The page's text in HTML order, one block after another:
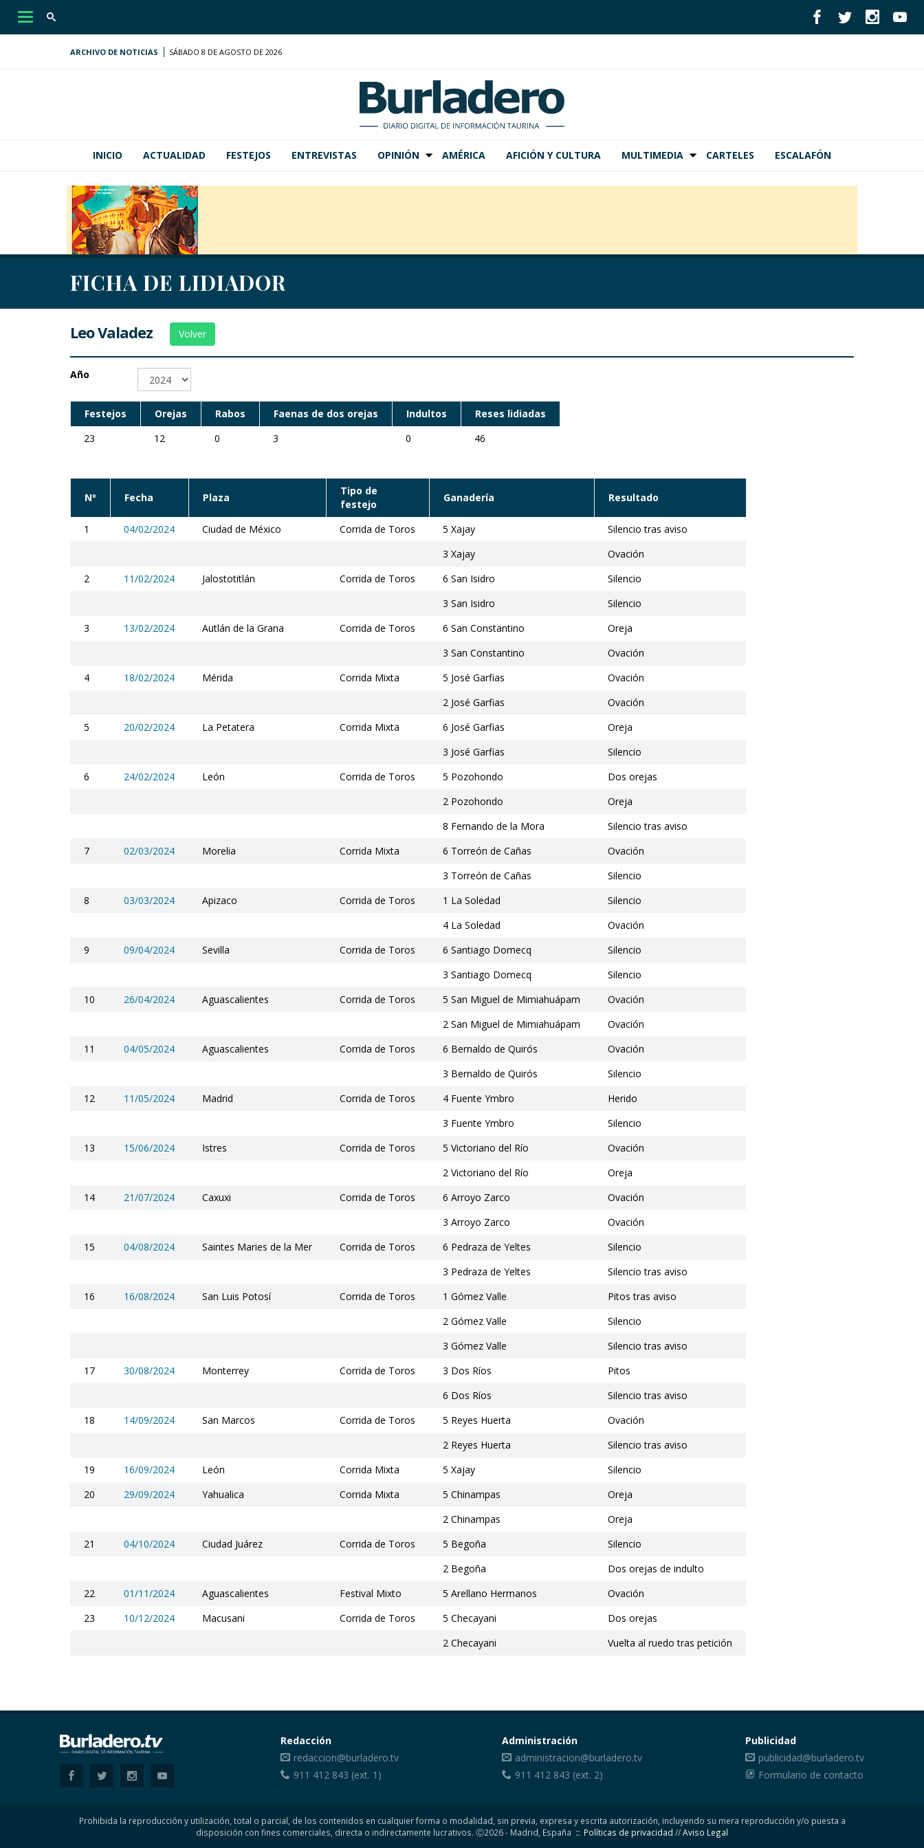
Desplegar
ARCHIVO DE NOTICIAS SÁBADO 8 DE AGOSTO DE 2026
INICIO ACTUALIDAD FESTEJOS ENTREVISTAS OPINIÓN AMÉRICA AFICIÓN Y CULTURA MULTIMEDIA CARTELES ESCALAFÓN
FICHA DE LIDIADOR
Leo Valadez Volver
Año
Festejos Orejas Rabos Faenas de dos orejas Indultos
Reses lidiadas
23
12 0 3 0 46
Nº Fecha Plaza
Tipo de
festejo
Ganadería Resultado
1 04/02/2024 Ciudad de México Corrida de Toros 5 Xajay
Silencio tras aviso
3 Xajay
Ovación
2
11/02/2024 Jalostotitlán Corrida de Toros 6 San Isidro
Silencio
3 San Isidro
Silencio
3
13/02/2024 Autlán de la Grana Corrida de Toros 6 San Constantino
Oreja
3 San Constantino
Ovación
4
18/02/2024 Mérida Corrida Mixta 5 José Garfias
Ovación
2 José Garfias
Ovación
5
20/02/2024 La Petatera Corrida Mixta 6 José Garfias
Oreja
3 José Garfias
Silencio
6
24/02/2024 León Corrida de Toros 5 Pozohondo
Dos orejas
2 Pozohondo
Oreja
8 Fernando de la Mora
Silencio tras aviso
7
02/03/2024 Morelia Corrida Mixta 6 Torreón de Cañas
Ovación
3 Torreón de Cañas
Silencio
8
03/03/2024 Apizaco Corrida de Toros 1 La Soledad
Silencio
4 La Soledad
Ovación
9
09/04/2024 Sevilla Corrida de Toros 6 Santiago Domecq
Silencio
3 Santiago Domecq
Silencio
10
26/04/2024 Aguascalientes Corrida de Toros 5 San Miguel de Mimiahuápam
Ovación
2 San Miguel de Mimiahuápam
Ovación
11
04/05/2024 Aguascalientes Corrida de Toros 6 Bernaldo de Quirós
Ovación
3 Bernaldo de Quirós
Silencio
12
11/05/2024 Madrid Corrida de Toros 4 Fuente Ymbro
Herido
3 Fuente Ymbro
Silencio
13
15/06/2024 Istres Corrida de Toros 5 Victoriano del Río
Ovación
2 Victoriano del Río
Oreja
14
21/07/2024 Caxuxi Corrida de Toros 6 Arroyo Zarco
Ovación
3 Arroyo Zarco
Ovación
15
04/08/2024 Saintes Maries de la Mer Corrida de Toros 6 Pedraza de Yeltes
Silencio
3 Pedraza de Yeltes
Silencio tras aviso
16
16/08/2024 San Luis Potosí Corrida de Toros 1 Gómez Valle
Pitos tras aviso
2 Gómez Valle
Silencio
3 Gómez Valle
Silencio tras aviso
17
30/08/2024 Monterrey Corrida de Toros 3 Dos Ríos
Pitos
6 Dos Ríos
Silencio tras aviso
18
14/09/2024 San Marcos Corrida de Toros 5 Reyes Huerta
Ovación
2 Reyes Huerta
Silencio tras aviso
19
16/09/2024 León Corrida Mixta 5 Xajay
Silencio
20
29/09/2024 Yahualica Corrida Mixta 5 Chinampas
Oreja
2 Chinampas
Oreja
21
04/10/2024 Ciudad Juárez Corrida de Toros 5 Begoña
Silencio
2 Begoña
Dos orejas de indulto
22
01/11/2024 Aguascalientes Festival Mixto 5 Arellano Hermanos
Ovación
23
10/12/2024 Macusani Corrida de Toros 5 Checayani
Dos orejas
2 Checayani
Vuelta al ruedo tras petición
Redacción
redaccion@burladero.tv
911 412 843 (ext. 1)
Administración
administracion@burladero.tv
911 412 843 (ext. 2)
Publicidad
publicidad@burladero.tv
Formulario de contacto
Prohibida la reproducción y utilización, total o parcial, de los contenidos en cualquier forma o modalidad, sin previa, expresa y escrita autorización, incluyendo su mera reproducción y/o puesta a
disposición con fines comerciales, directa o indirectamente lucrativos. Ⓒ2026 - Madrid, España :: Políticas de privacidad //Aviso Legal